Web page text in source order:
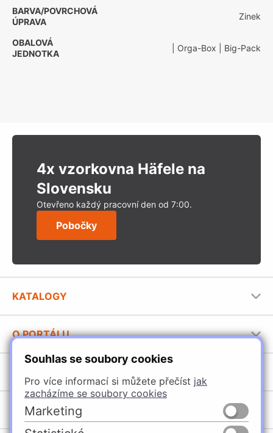
Souhlas se soubory cookies
Pro více informací si můžete přečíst jak
zacházíme se soubory cookies
Marketing
BARVA/POVRCHOVÁ
ÚPRAVA
Zinek
OBALOVÁ
JEDNOTKA
| Orga-Box | Big-Pack
4x vzorkovna Häfele na
Slovensku
Otevřeno každý pracovní den od 7:00.
Pobočky
KATALOGY
Stavební katalog Häfele
Brožury Häfele
O PORTÁLU
Provozovatel portálu
Jak používat portál
Úchytky
Nábytkové kování
POBOČKY